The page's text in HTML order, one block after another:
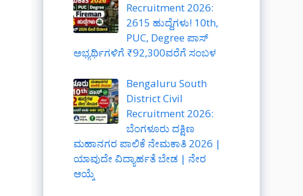
Recruitment 2026:
2615 ಹುದ್ದೆಗಳು! 10th,
PUC, Degree ಪಾಸ್
ಅಭ್ಯರ್ಥಿಗಳಿಗೆ ₹92,300ವರೆಗೆ ಸಂಬಳ
Bengaluru South
District Civil
Recruitment 2026:
ಬೆಂಗಳೂರು ದಕ್ಷಿಣ
ಮಹಾನಗರ ಪಾಲಿಕೆ ನೇಮಕಾತಿ 2026 |
ಯಾವುದೇ ವಿದ್ಯಾರ್ಹತೆ ಬೇಡ | ನೇರ
ಆಯ್ಕೆ